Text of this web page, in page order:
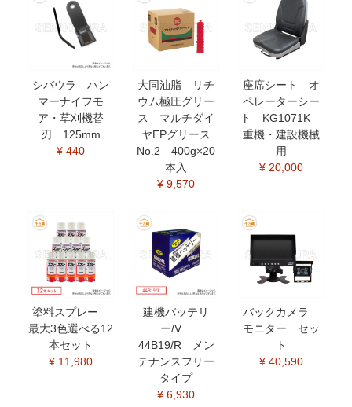
シバウラ ハン
マーナイフモ
ア・草刈機替
刃 125mm
¥ 440
大同油脂 リチ
ウム極圧グリー
ス マルチダイ
ヤEPグリース
No.2 400g×20
本入
¥ 9,570
座席シート オ
ペレーターシー
ト KG1071K
重機・建設機械
用
¥ 20,000
塗料スプレー
最大3色選べる12
本セット
¥ 11,980
建機バッテリ
ー/V
44B19/R メン
テナンスフリー
タイプ
¥ 6,930
バックカメラ
モニター セッ
ト
¥ 40,590